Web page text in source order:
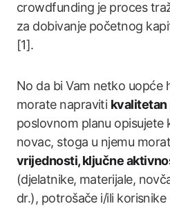
crowdfunding je proces
za dobivanje početnog
[1].
No da bi Vam netko uopće
morate napraviti kvalitetan
poslovnom planu opisujete
novac, stoga u njemu
vrijednosti, ključne
(djelatnike, materijale,
dr.), potrošače i/ili korisnike